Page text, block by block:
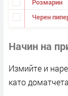
Черен
Начин на
Измийте и
като